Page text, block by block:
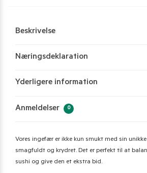
Beskrivelse
Næringsdeklaration
Yderligere information
Anmeldelser 0
Vores ingefær er ikke kun smukt med sin
smagfuldt og krydret. Det er perfekt til at
sushi og give den et ekstra bid.